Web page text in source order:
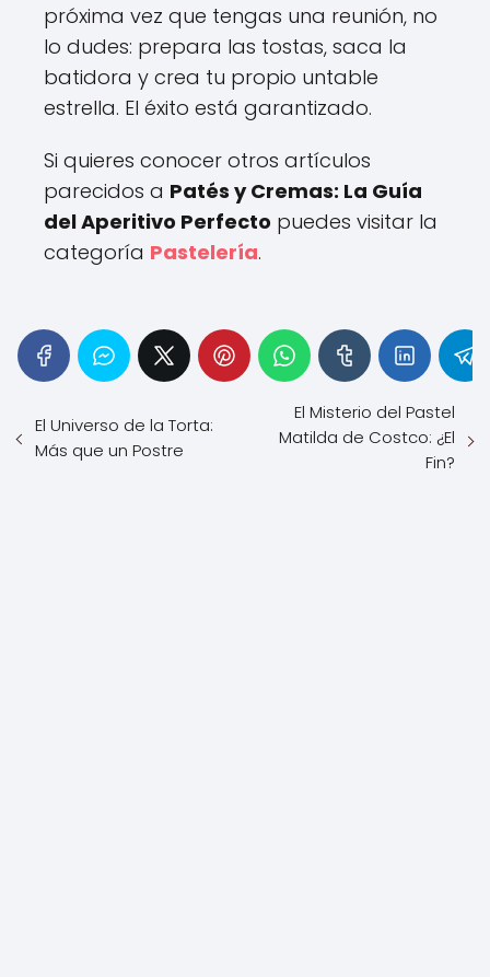
próxima vez que tengas una reunión, no
lo dudes: prepara las tostas, saca la
batidora y crea tu propio untable
estrella. El éxito está garantizado.
Si quieres conocer otros artículos
parecidos a Patés y Cremas: La Guía
del Aperitivo Perfecto puedes visitar la
categoría Pastelería.
El Universo de la Torta:
Más que un Postre
El Misterio del Pastel
Matilda de Costco: ¿El
Fin?